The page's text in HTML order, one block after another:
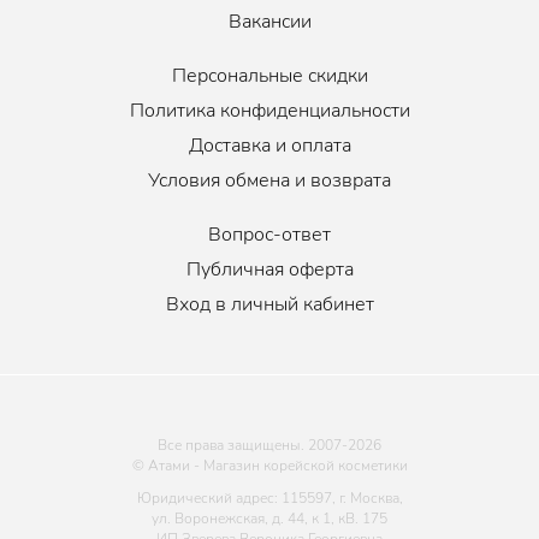
Вакансии
Персональные скидки
Политика конфиденциальности
Доставка и оплата
Условия обмена и возврата
Вопрос-ответ
Публичная оферта
Вход в личный кабинет
Все права защищены. 2007-2026
© Атами - Магазин корейской косметики
Юридический адрес: 115597, г. Москва,
ул. Воронежская, д. 44, к 1, кВ. 175